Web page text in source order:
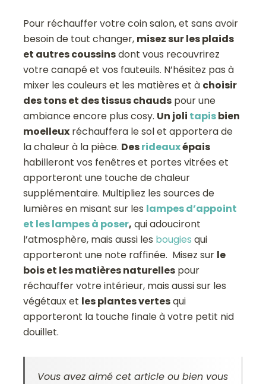
Pour réchauffer votre coin salon, et sans avoir
besoin de tout changer, misez sur les plaids
et autres coussinsdont vous recouvrirez
votre canapé et vos fauteuils. N’hésitez pas à
mixer les couleurs et les matières et à choisir
des tons et des tissus chauds pour une
ambiance encore plus cosy. Un joli tapisbien
moelleux réchauffera le sol et apportera de
la chaleur à la pièce. Desrideauxépais
habilleront vos fenêtres et portes vitrées et
apporteront une touche de chaleur
supplémentaire. Multipliez les sources de
lumières en misant sur les lampes d’appoint
et les lampes à poser, qui adouciront
l’atmosphère, mais aussi les bougies qui
apporteront une note raffinée. Misez sur le
bois et les matières naturelles pour
réchauffer votre intérieur, mais aussi sur les
végétaux et les plantes vertesqui
apporteront la touche finale à votre petit nid
douillet.
Vous avez aimé cet article ou bien vous